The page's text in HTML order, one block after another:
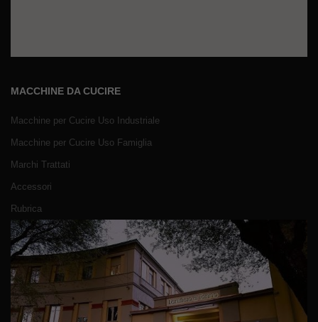
MACCHINE DA CUCIRE
Macchine per Cucire Uso Industriale
Macchine per Cucire Uso Famiglia
Marchi Trattati
Accessori
Rubrica